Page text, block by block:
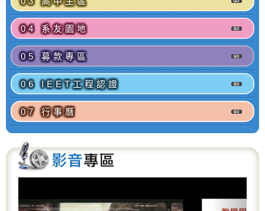
04 系友園地
05 募款專區
06 IEET工程認證
07 行事曆
r